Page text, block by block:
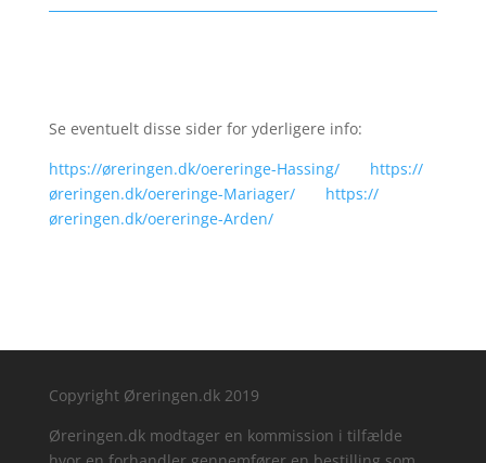
Se eventuelt disse sider for yderligere info:
https://øreringen.dk/oereringe-Hassing/
https://
øreringen.dk/oereringe-Mariager/
https://
øreringen.dk/oereringe-Arden/
Copyright Øreringen.dk 2019
Øreringen.dk modtager en kommission i tilfælde